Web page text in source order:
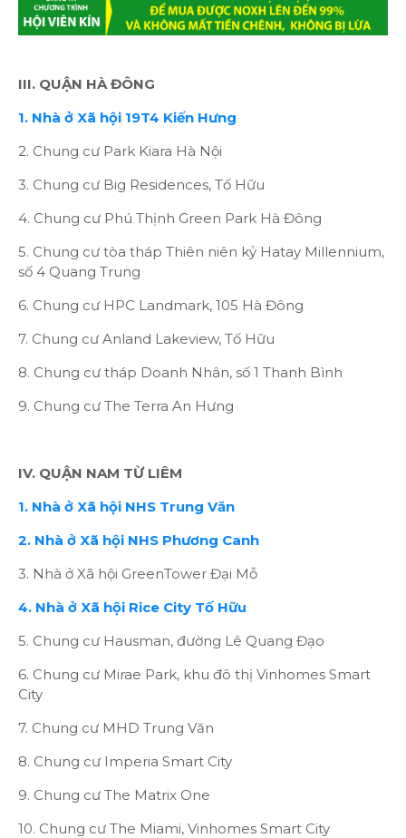
III. QUẬN HÀ ĐÔNG
1. Nhà ở Xã hội 19T4 Kiến Hưng
2. Chung cư Park Kiara Hà Nội
3. Chung cư Big Residences, Tố Hữu
4. Chung cư Phú Thịnh Green Park Hà Đông
5. Chung cư tòa tháp Thiên niên kỷ Hatay Millennium,
số 4 Quang Trung
6. Chung cư HPC Landmark, 105 Hà Đông
7. Chung cư Anland Lakeview, Tố Hữu
8. Chung cư tháp Doanh Nhân, số 1 Thanh Bình
9. Chung cư The Terra An Hưng
IV. QUẬN NAM TỪ LIÊM
1. Nhà ở Xã hội NHS Trung Văn
2. Nhà ở Xã hội NHS Phương Canh
3. Nhà ở Xã hội GreenTower Đại Mỗ
4. Nhà ở Xã hội Rice City Tố Hữu
5. Chung cư Hausman, đường Lê Quang Đạo
6. Chung cư Mirae Park, khu đô thị Vinhomes Smart
City
7. Chung cư MHD Trung Văn
8. Chung cư Imperia Smart City
9. Chung cư The Matrix One
10. Chung cư The Miami, Vinhomes Smart City